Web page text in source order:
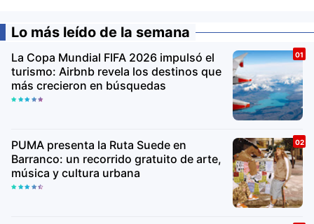
Lo más leído de la semana
La Copa Mundial FIFA 2026 impulsó el
turismo: Airbnb revela los destinos que
más crecieron en búsquedas
PUMA presenta la Ruta Suede en
Barranco: un recorrido gratuito de arte,
música y cultura urbana